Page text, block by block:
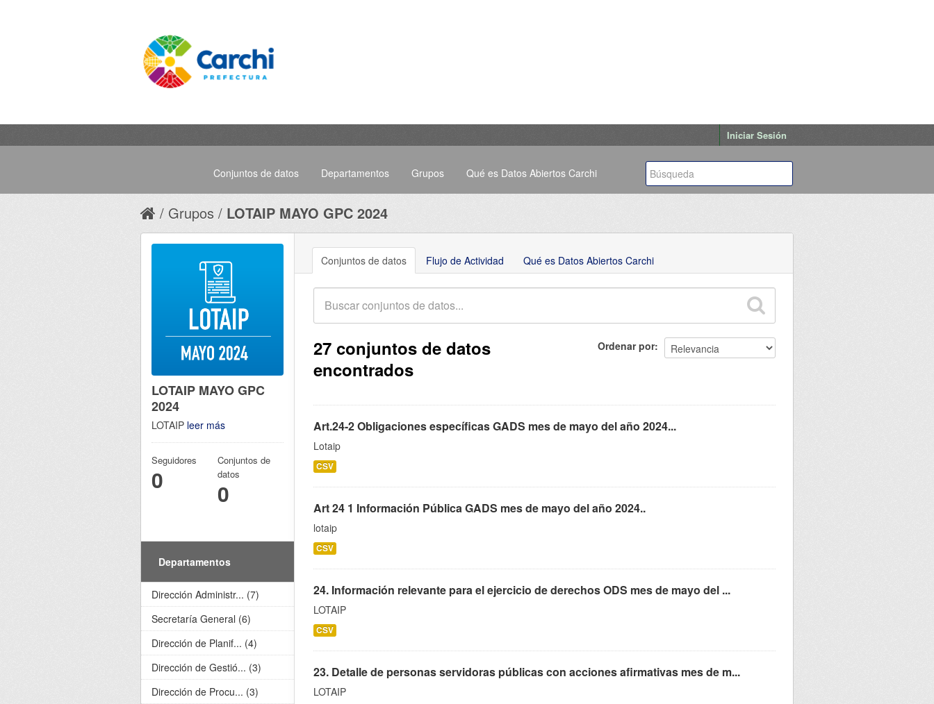
Iniciar Sesión
Conjuntos de datos Departamentos Grupos Qué es Datos Abiertos Carchi
Grupos LOTAIP MAYO GPC 2024
Conjuntos de datos Flujo de Actividad Qué es Datos Abiertos Carchi
Ordenar por
27 conjuntos de datos
encontrados
Art.24-2 Obligaciones específicas GADS mes de mayo del año 2024...
Lotaip
CSV
Art 24 1 Información Pública GADS mes de mayo del año 2024..
lotaip
CSV
24. Información relevante para el ejercicio de derechos ODS mes de mayo del ...
LOTAIP
CSV
23. Detalle de personas servidoras públicas con acciones afirmativas mes de m...
LOTAIP
LOTAIP MAYO GPC
2024
LOTAIP leer más
Seguidores
0
Conjuntos de
datos
0
Departamentos
Dirección Administr... (7)
Secretaría General (6)
Dirección de Planif... (4)
Dirección de Gestió... (3)
Dirección de Procu... (3)